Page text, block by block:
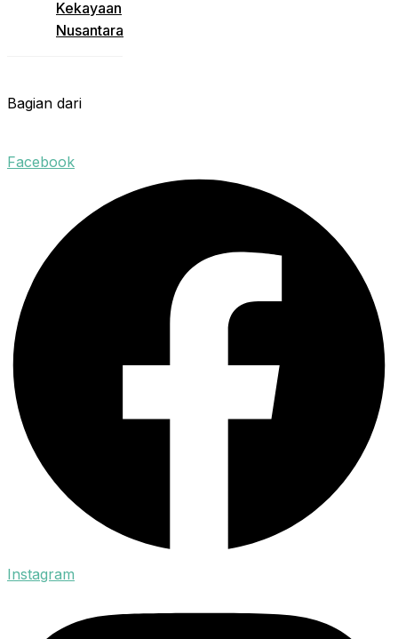
Kekayaan
Nusantara
Bagian dari
Facebook
Instagram